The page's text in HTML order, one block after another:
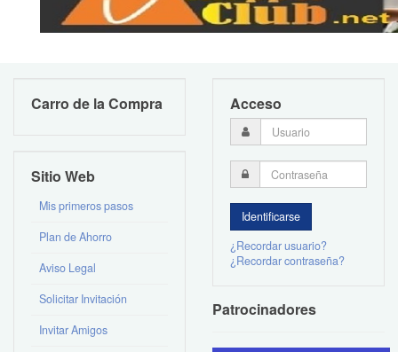
Carro de la Compra
Sitio Web
Mis primeros pasos
Plan de Ahorro
Aviso Legal
Solicitar Invitación
Invitar Amigos
Acceso
¿Recordar usuario?
¿Recordar contraseña?
Patrocinadores